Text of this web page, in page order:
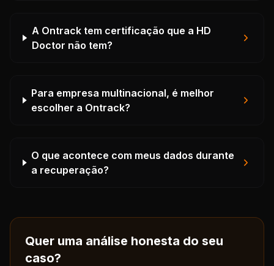
A Ontrack tem certificação que a HD
Doctor não tem?
Para empresa multinacional, é melhor
escolher a Ontrack?
O que acontece com meus dados durante
a recuperação?
Quer uma análise honesta do seu
caso?